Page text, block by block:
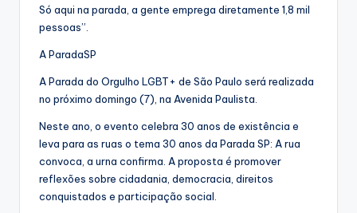
Só aqui na parada, a gente emprega diretamente 1,8 mil
pessoas”.
A ParadaSP
A Parada do Orgulho LGBT+ de São Paulo será realizada
no próximo domingo (7), na Avenida Paulista.
Neste ano, o evento celebra 30 anos de existência e
leva para as ruas o tema 30 anos da Parada SP: A rua
convoca, a urna confirma. A proposta é promover
reflexões sobre cidadania, democracia, direitos
conquistados e participação social.